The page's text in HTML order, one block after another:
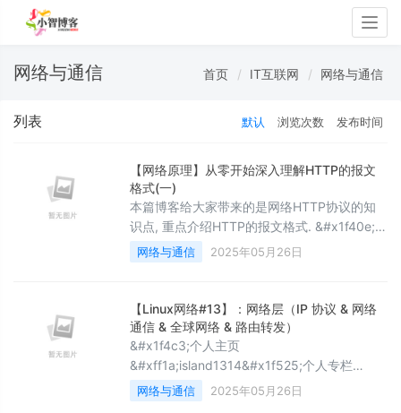
网络与通信 首页 IT互联网 网络与通信
列表 默认 浏览次数 发布时间
【网络原理】从零开始深入理解HTTP的报文
格式(一)
本篇博客给大家带来的是网络HTTP协议的知
识点, 重点介绍HTTP的报文格式. &#x1f40e;文
章专栏: JavaEE初阶 &#x1f680;若有问题 评论
区见 ❤ 欢迎大家点赞 评论 收藏 分享 如果你
是我不断创作的动力 . 王子,公主请阅
&#x1f680; 要开心 要快乐 顺便进步 1. 什么是
HTT
网络与通信 2025年05月26日
【Linux网络#13】：网络层（IP 协议 & 网络
通信 & 全球网络 & 路由转发）
&#x1f4c3;个人主页
&#xff1a;island1314&#x1f525;个人专栏
&#xff1a;Linux—登神长阶⛺️ 欢迎关注
&#xff1a;&#x1f44d;点赞 &#x1f442;&#x1f3fd;
网络与通信 2025年05月26日